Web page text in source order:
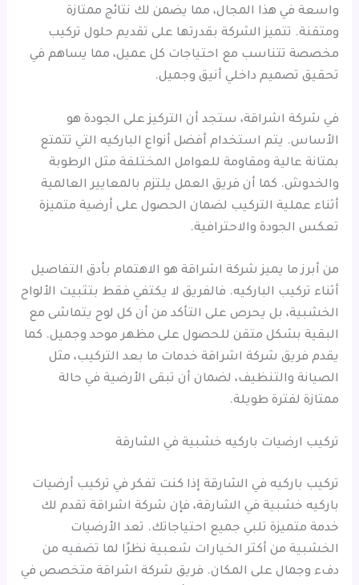
واسعة في هذا المجال، مما يضمن لك نتائج ممتازة
ومتقنة. تتميز الشركة بقدرتها على تقديم حلول تركيب
مخصصة تتناسب مع احتياجات كل عميل، مما يساهم في
تحقيق تصميم داخلي أنيق وجميل.
في شركة اشراقة، ستجد أن التركيز على الجودة هو
الأساس. يتم استخدام أفضل أنواع الباركيه التي تتمتع
بمتانة عالية ومقاومة للعوامل المختلفة مثل الرطوبة
والخدوش. كما أن فريق العمل يلتزم بالمعايير العالمية
أثناء عملية التركيب لضمان الحصول على أرضية متميزة
تعكس الجودة والاحترافية.
من أبرز ما يميز شركة اشراقة هو الاهتمام بأدق التفاصيل
أثناء تركيب الباركيه. فالفريق لا يكتفي فقط بتثبيت الألواح
الخشبية، بل يحرص على التأكد من أن كل لوح يتماشى مع
البقية بشكل متقن للحصول على مظهر موحد وجميل. كما
يقدم فريق شركة اشراقة خدمات ما بعد التركيب، مثل
الصيانة والتنظيف، لضمان أن تبقى الأرضية في حالة
ممتازة لفترة طويلة.
تركيب ارضيات باركيه خشبية في الشارقة
تركيب باركيه في الشارقة إذا كنت تفكر في تركيب أرضيات
باركيه خشبية في الشارقة، فإن شركة اشراقة تقدم لك
خدمة متميزة تلبي جميع احتياجاتك. تعد الأرضيات
الخشبية من أكثر الخيارات شعبية نظرًا لما تضفيه من
دفء وجمال على المكان. فريق شركة اشراقة متخصص في